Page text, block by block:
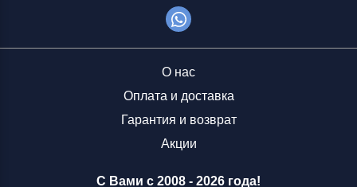
С Вами с 2008 - 2026 года!
О нас
Оплата и доставка
Гарантия и возврат
Акции